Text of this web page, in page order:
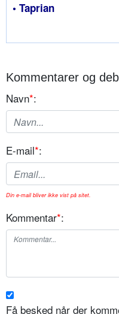
• Taprian
Kommentarer og
Navn*:
E-mail*:
Din e-mail bliver ikke vist på sitet.
Kommentar*:
Få besked når der